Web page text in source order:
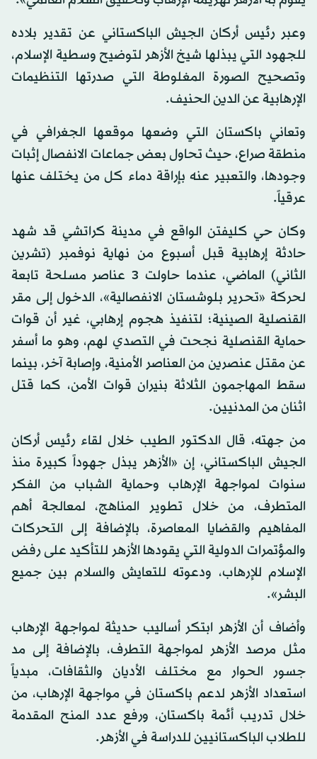
وعبر رئيس أركان الجيش الباكستاني عن تقدير بلاده
للجهود التي يبذلها شيخ الأزهر لتوضيح وسطية الإسلام،
وتصحيح الصورة المغلوطة التي صدرتها التنظيمات
الإرهابية عن الدين الحنيف.
وتعاني باكستان التي وضعها موقعها الجغرافي في
منطقة صراع، حيث تحاول بعض جماعات الانفصال إثبات
وجودها، والتعبير عنه بإراقة دماء كل من يختلف عنها
عرقياً.
وكان حي كليفتن الواقع في مدينة كراتشي قد شهد
حادثة إرهابية قبل أسبوع من نهاية نوفمبر (تشرين
الثاني) الماضي، عندما حاولت 3 عناصر مسلحة تابعة
لحركة «تحرير بلوشستان الانفصالية»، الدخول إلى مقر
القنصلية الصينية؛ لتنفيذ هجوم إرهابي، غير أن قوات
حماية القنصلية نجحت في التصدي لهم، وهو ما أسفر
عن مقتل عنصرين من العناصر الأمنية، وإصابة آخر، بينما
سقط المهاجمون الثلاثة بنيران قوات الأمن، كما قتل
اثنان من المدنيين.
من جهته، قال الدكتور الطيب خلال لقاء رئيس أركان
الجيش الباكستاني، إن «الأزهر يبذل جهوداً كبيرة منذ
سنوات لمواجهة الإرهاب وحماية الشباب من الفكر
المتطرف، من خلال تطوير المناهج، لمعالجة أهم
المفاهيم والقضايا المعاصرة، بالإضافة إلى التحركات
والمؤتمرات الدولية التي يقودها الأزهر للتأكيد على رفض
الإسلام للإرهاب، ودعوته للتعايش والسلام بين جميع
البشر».
وأضاف أن الأزهر ابتكر أساليب حديثة لمواجهة الإرهاب
مثل مرصد الأزهر لمواجهة التطرف، بالإضافة إلى مد
جسور الحوار مع مختلف الأديان والثقافات، مبدياً
استعداد الأزهر لدعم باكستان في مواجهة الإرهاب، من
خلال تدريب أئمة باكستان، ورفع عدد المنح المقدمة
للطلاب الباكستانيين للدراسة في الأزهر.